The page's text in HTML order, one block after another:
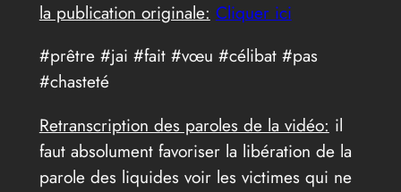
la publication originale: Cliquer ici
#prêtre #jai #fait #vœu #célibat #pas
#chasteté
Retranscription des paroles de la vidéo: il
faut absolument favoriser la libération de la
parole des liquides voir les victimes qui ne